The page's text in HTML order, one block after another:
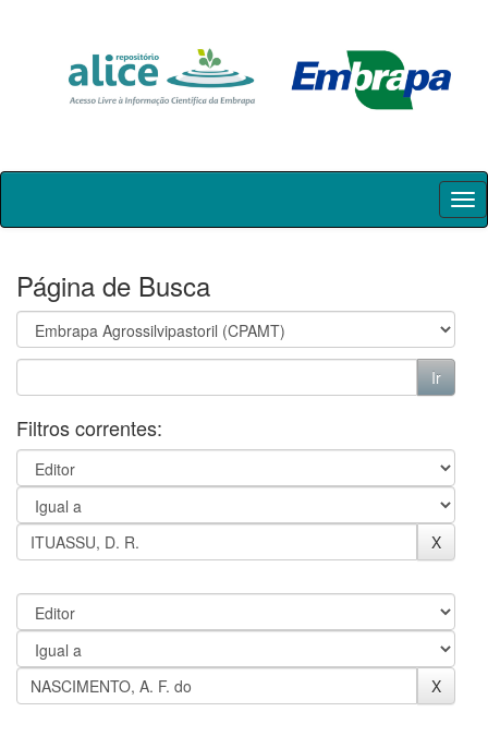
Skip
Página de Busca
Filtros correntes: